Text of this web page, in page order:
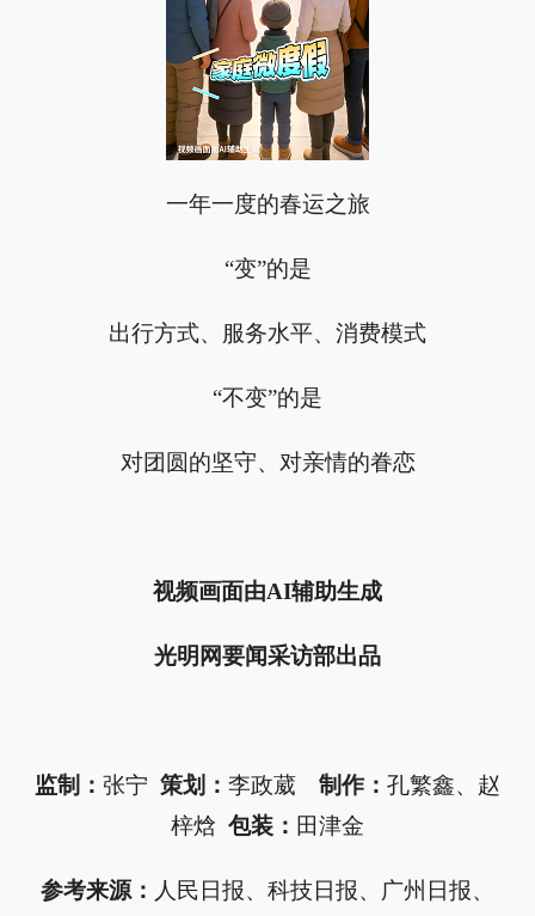
一年一度的春运之旅
“变”的是
出行方式、服务水平、消费模式
“不变”的是
对团圆的坚守、对亲情的眷恋
视频画面由AI辅助生成
光明网要闻采访部出品
监制： 张宁 策划： 李政葳 制作： 孔繁鑫、赵
梓焓 包装： 田津金
参考来源： 人民日报、科技日报、广州日报、